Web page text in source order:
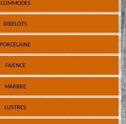
COMMODES
BIBELOTS
PORCELAINE
FAÏENCE
MARBRE
LUSTRES